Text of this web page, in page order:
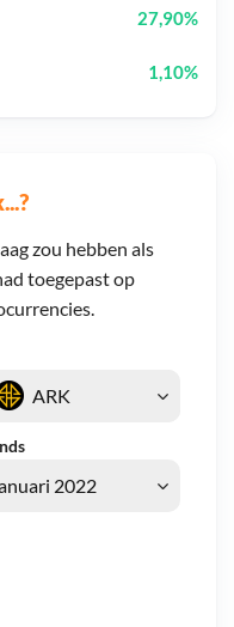
zou hebben als
toegepast op
27,90%
1,10%